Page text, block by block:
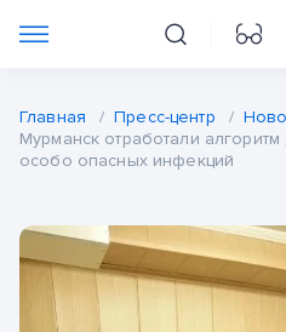
Главная / Пресс-центр /
Мурманск отработали
особо опасных инфекций